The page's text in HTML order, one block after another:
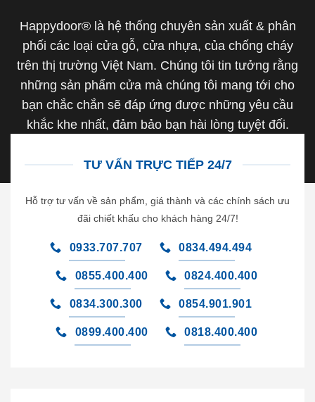
Happydoor® là hệ thống chuyên sản xuất & phân
phối các loại cửa gỗ, cửa nhựa, của chống cháy
trên thị trường Việt Nam. Chúng tôi tin tưởng rằng
những sản phẩm cửa mà chúng tôi mang tới cho
bạn chắc chắn sẽ đáp ứng được những yêu cầu
khắc khe nhất, đảm bảo bạn hài lòng tuyệt đối.
TƯ VẤN TRỰC TIẾP 24/7
Hỗ trợ tư vấn về sản phẩm, giá thành và các chính sách ưu
đãi chiết khấu cho khách hàng 24/7!
0933.707.707 0834.494.494
0855.400.400 0824.400.400
0834.300.300 0854.901.901
0899.400.400 0818.400.400